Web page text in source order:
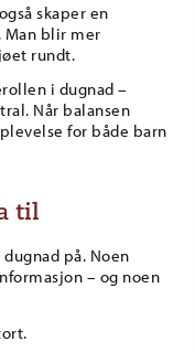
skaper en
blir mer
rundt.
i dugnad –
Når balansen
for både barn
til
på. Noen
– og noen